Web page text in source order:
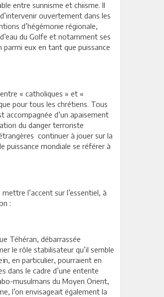
entre sunnisme et chiisme. Il
ouvertement dans les
d’hégémonie régionale,
du Golfe et notamment ses
parmi eux en tant que puissance
« catholiques » et «
pour tous les chrétiens. Tous
d’un apaisement
du danger terroriste
continuer à jouer sur la
puissance mondiale se référer à
l’accent sur l’essentiel, à
:
Téhéran, débarrassée
le rôle stabilisateur qu’il semble
en particulier, pourraient en
dans le cadre d’une entente
musulmans du Moyen Orient,
l’on envisageait également la